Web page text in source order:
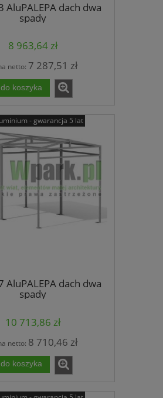
AluPALEPA dach dwa
spady
8 963,64 zł
netto: 7 287,51 zł
do koszyka
AluPALEPA dach dwa
spady
10 713,86 zł
netto: 8 710,46 zł
do koszyka
- gwarancja 5 lat